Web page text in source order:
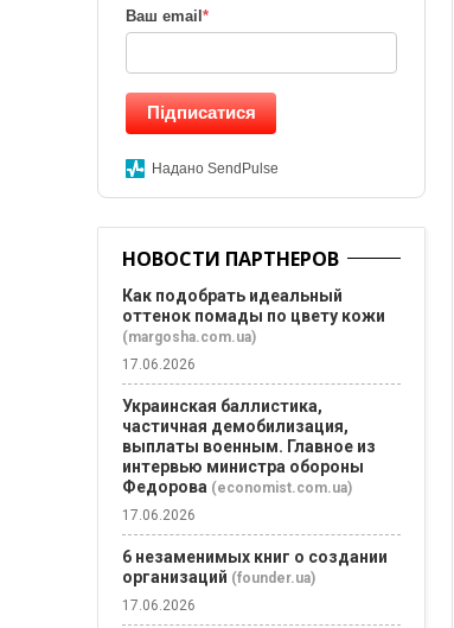
Ваш email *
Підписатися
Надано SendPulse
НОВОСТИ ПАРТНЕРОВ
Как подобрать идеальный
оттенок помады по цвету кожи
(margosha.com.ua)
17.06.2026
Украинская баллистика,
частичная демобилизация,
выплаты военным. Главное из
интервью министра обороны
Федорова (economist.com.ua)
17.06.2026
6 незаменимых книг о создании
организаций (founder.ua)
17.06.2026